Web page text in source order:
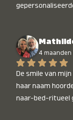
4 maanden
De smile van
haar naam
naar-bed-ritueel